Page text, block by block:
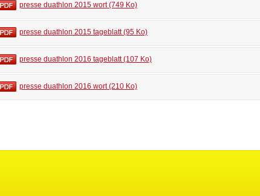
presse duathlon 2015 wort (749 Ko)
presse duathlon 2015 tageblatt (95 Ko)
presse duathlon 2016 tageblatt (107 Ko)
presse duathlon 2016 wort (210 Ko)